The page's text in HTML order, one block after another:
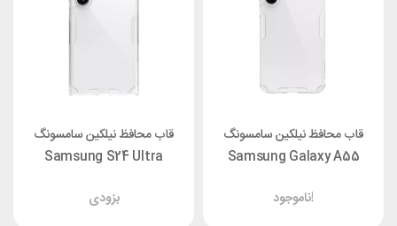
قاب محافظ نیلکین سامسونگ
Samsung Galaxy A55
ناموجود!
قاب محافظ نیلکین سامسونگ
Samsung S24 Ultra
بزودی